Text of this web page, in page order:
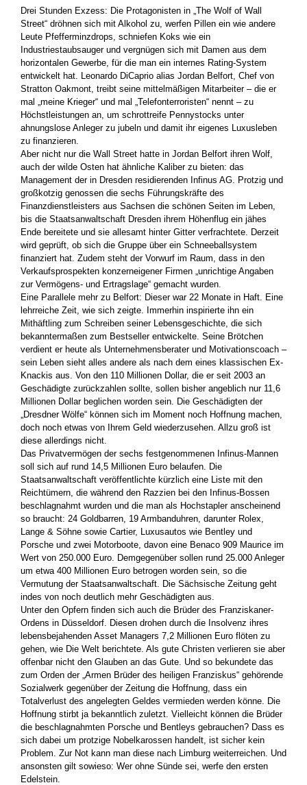
Drei Stunden Exzess: Die Protagonisten in „The Wolf of Wall
Street“ dröhnen sich mit Alkohol zu, werfen Pillen ein wie andere
Leute Pfefferminzdrops, schniefen Koks wie ein
Industriestaubsauger und vergnügen sich mit Damen aus dem
horizontalen Gewerbe, für die man ein internes Rating-System
entwickelt hat. Leonardo DiCaprio alias Jordan Belfort, Chef von
Stratton Oakmont, treibt seine mittelmäßigen Mitarbeiter – die er
mal „meine Krieger“ und mal „Telefonterroristen“ nennt – zu
Höchstleistungen an, um schrottreife Pennystocks unter
ahnungslose Anleger zu jubeln und damit ihr eigenes Luxusleben
zu finanzieren.
Aber nicht nur die Wall Street hatte in Jordan Belfort ihren Wolf,
auch der wilde Osten hat ähnliche Kaliber zu bieten: das
Management der in Dresden residierenden Infinus AG. Protzig und
großkotzig genossen die sechs Führungskräfte des
Finanzdienstleisters aus Sachsen die schönen Seiten im Leben,
bis die Staatsanwaltschaft Dresden ihrem Höhenflug ein jähes
Ende bereitete und sie allesamt hinter Gitter verfrachtete. Derzeit
wird geprüft, ob sich die Gruppe über ein Schneeballsystem
finanziert hat. Zudem steht der Vorwurf im Raum, dass in den
Verkaufsprospekten konzerneigener Firmen „unrichtige Angaben
zur Vermögens- und Ertragslage“ gemacht wurden.
Eine Parallele mehr zu Belfort: Dieser war 22 Monate in Haft. Eine
lehrreiche Zeit, wie sich zeigte. Immerhin inspirierte ihn ein
Mithäftling zum Schreiben seiner Lebensgeschichte, die sich
bekanntermaßen zum Bestseller entwickelte. Seine Brötchen
verdient er heute als Unternehmensberater und Motivationscoach –
sein Leben sieht alles andere als nach dem eines klassischen Ex-
Knackis aus. Von den 110 Millionen Dollar, die er seit 2003 an
Geschädigte zurückzahlen sollte, sollen bisher angeblich nur 11,6
Millionen Dollar beglichen worden sein. Die Geschädigten der
„Dresdner Wölfe“ können sich im Moment noch Hoffnung machen,
doch noch etwas von Ihrem Geld wiederzusehen. Allzu groß ist
diese allerdings nicht.
Das Privatvermögen der sechs festgenommenen Infinus-Mannen
soll sich auf rund 14,5 Millionen Euro belaufen. Die
Staatsanwaltschaft veröffentlichte kürzlich eine Liste mit den
Reichtümern, die während den Razzien bei den Infinus-Bossen
beschlagnahmt wurden und die man als Hochstapler anscheinend
so braucht: 24 Goldbarren, 19 Armbanduhren, darunter Rolex,
Lange & Söhne sowie Cartier, Luxusautos wie Bentley und
Porsche und zwei Motorboote, davon eine Benaco 909 Maurice im
Wert von 250.000 Euro. Demgegenüber sollen rund 25.000 Anleger
um etwa 400 Millionen Euro betrogen worden sein, so die
Vermutung der Staatsanwaltschaft. Die Sächsische Zeitung geht
indes von noch deutlich mehr Geschädigten aus.
Unter den Opfern finden sich auch die Brüder des Franziskaner-
Ordens in Düsseldorf. Diesen drohen durch die Insolvenz ihres
lebensbejahenden Asset Managers 7,2 Millionen Euro flöten zu
gehen, wie Die Welt berichtete. Als gute Christen verlieren sie aber
offenbar nicht den Glauben an das Gute. Und so bekundete das
zum Orden der „Armen Brüder des heiligen Franziskus“ gehörende
Sozialwerk gegenüber der Zeitung die Hoffnung, dass ein
Totalverlust des angelegten Geldes vermieden werden könne. Die
Hoffnung stirbt ja bekanntlich zuletzt. Vielleicht können die Brüder
die beschlagnahmten Porsche und Bentleys gebrauchen? Dass es
sich dabei um protzige Nobelkarossen handelt, ist sicher kein
Problem. Zur Not kann man diese nach Limburg weiterreichen. Und
ansonsten gilt sowieso: Wer ohne Sünde sei, werfe den ersten
Edelstein.